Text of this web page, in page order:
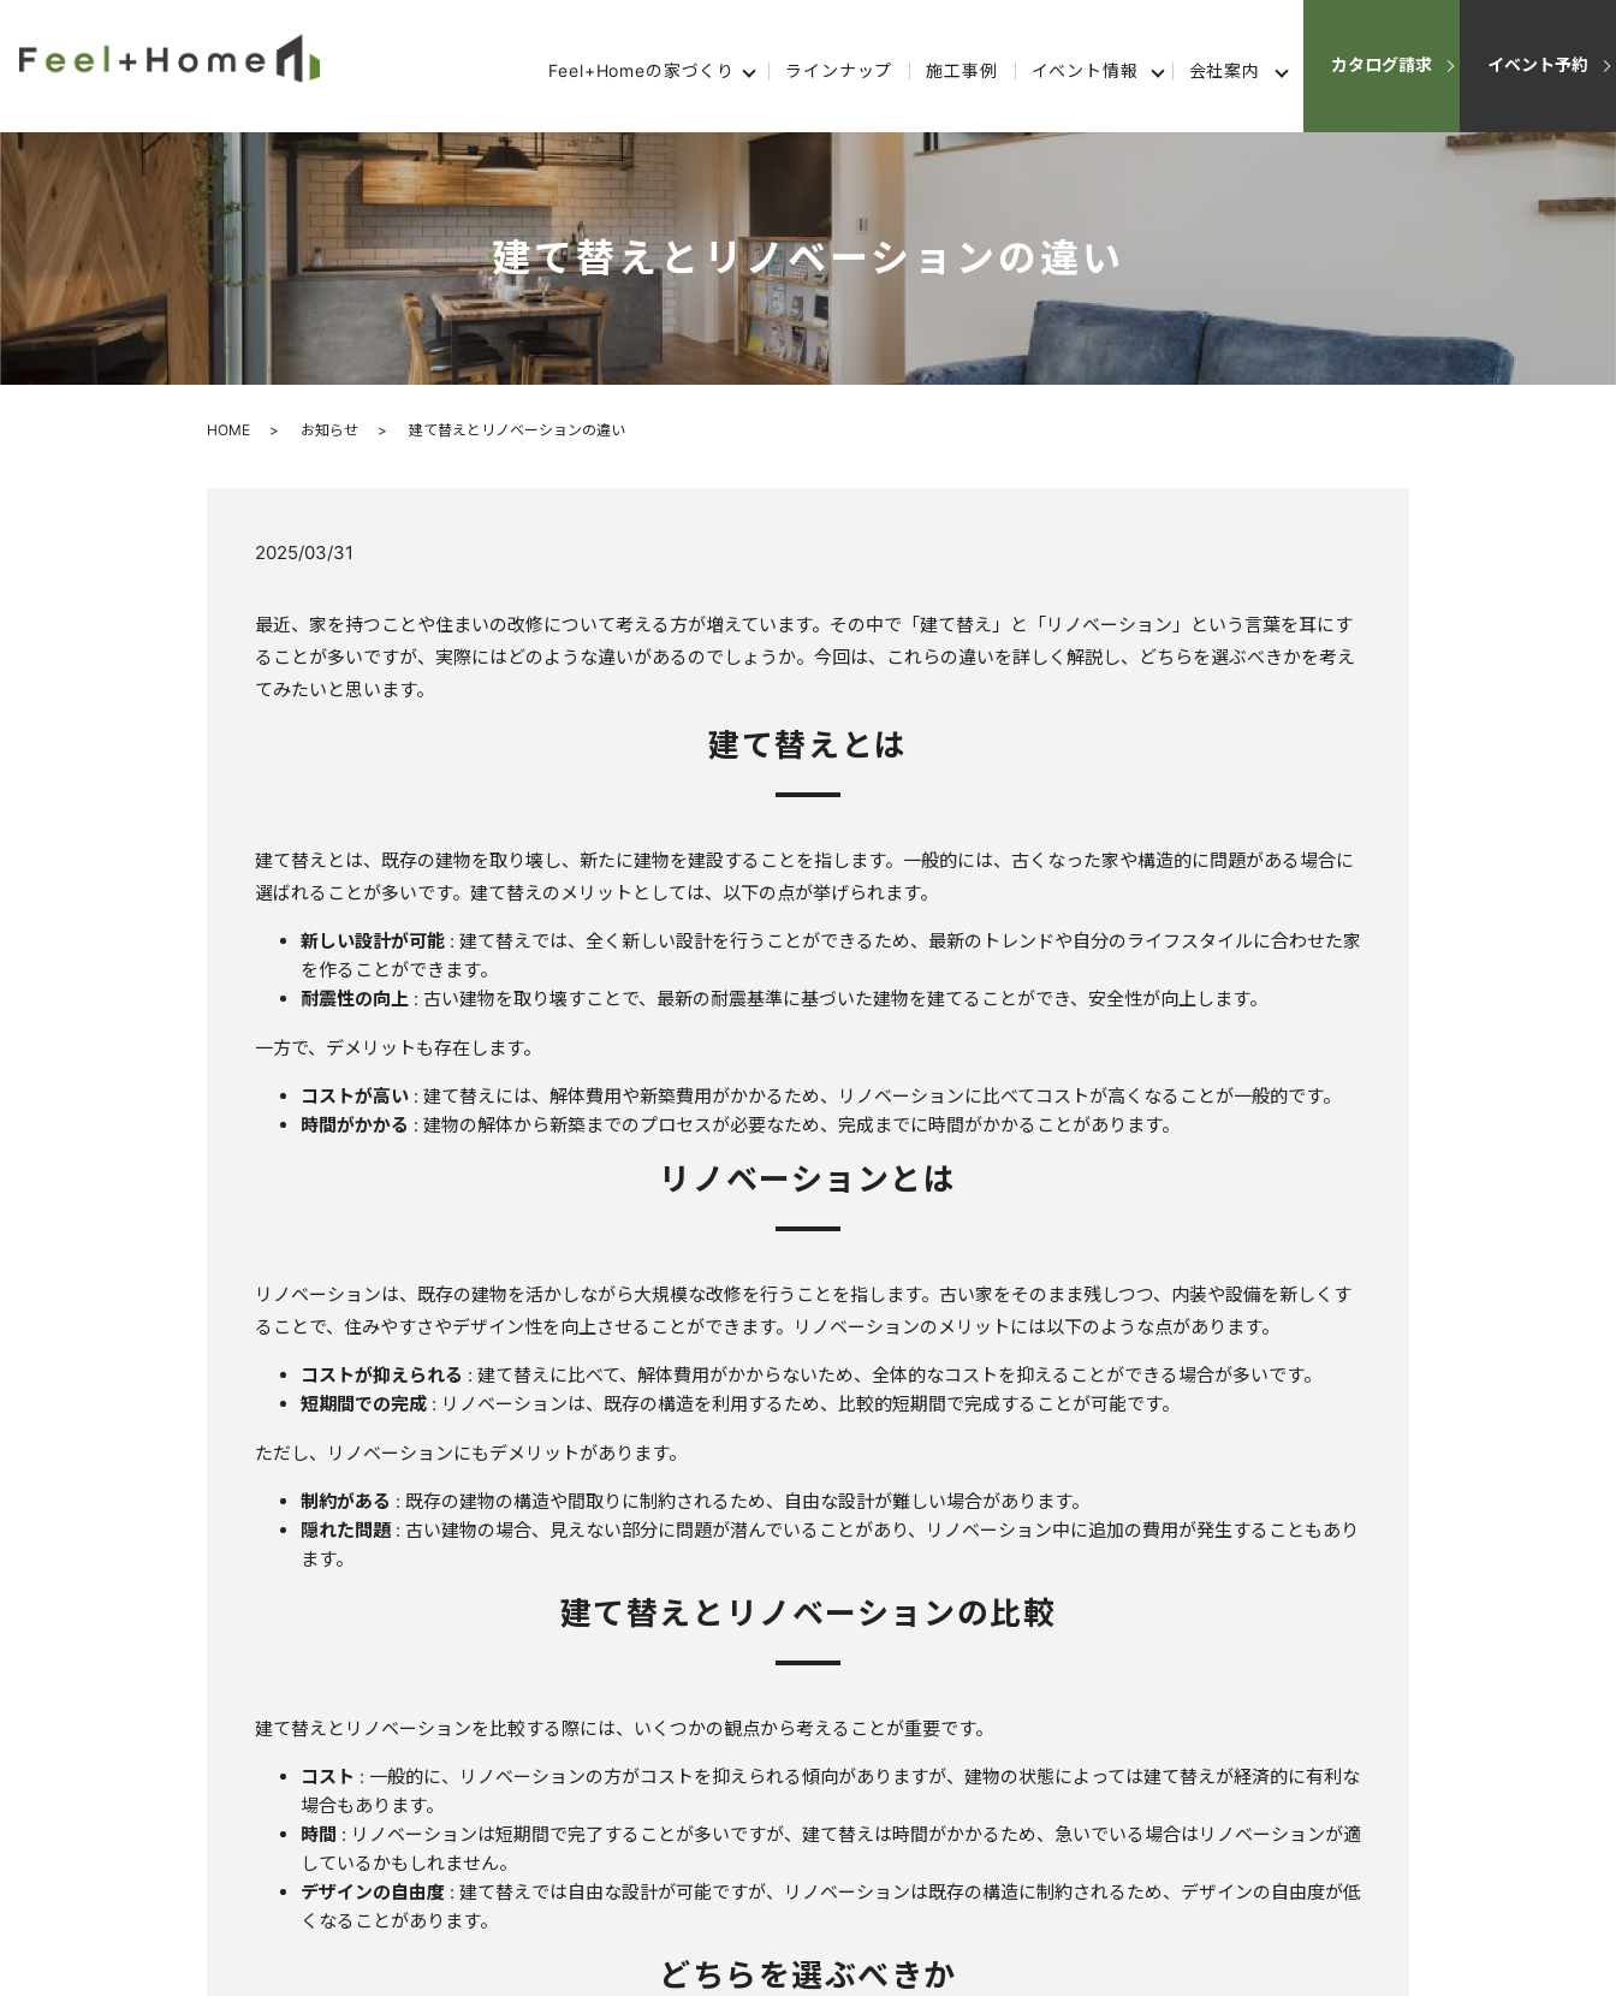
カタログ請求 イベント予約
Feel+Homeの家づくり ラインナップ 施工事例 イベント情報 会社案内
建て替えとリノベーションの違い
HOME お知らせ 建て替えとリノベーションの違い
2025/03/31
最近、家を持つことや住まいの改修について考える方が増えています。その中で「建て替え」と「リノベーション」という言葉を耳にす
ることが多いですが、実際にはどのような違いがあるのでしょうか。今回は、これらの違いを詳しく解説し、どちらを選ぶべきかを考え
てみたいと思います。
建て替えとは
建て替えとは、既存の建物を取り壊し、新たに建物を建設することを指します。一般的には、古くなった家や構造的に問題がある場合に
選ばれることが多いです。建て替えのメリットとしては、以下の点が挙げられます。
新しい設計が可能 : 建て替えでは、全く新しい設計を行うことができるため、最新のトレンドや自分のライフスタイルに合わせた家
を作ることができます。
耐震性の向上 : 古い建物を取り壊すことで、最新の耐震基準に基づいた建物を建てることができ、安全性が向上します。
一方で、デメリットも存在します。
コストが高い : 建て替えには、解体費用や新築費用がかかるため、リノベーションに比べてコストが高くなることが一般的です。
時間がかかる : 建物の解体から新築までのプロセスが必要なため、完成までに時間がかかることがあります。
リノベーションとは
リノベーションは、既存の建物を活かしながら大規模な改修を行うことを指します。古い家をそのまま残しつつ、内装や設備を新しくす
ることで、住みやすさやデザイン性を向上させることができます。リノベーションのメリットには以下のような点があります。
コストが抑えられる : 建て替えに比べて、解体費用がかからないため、全体的なコストを抑えることができる場合が多いです。
短期間での完成 : リノベーションは、既存の構造を利用するため、比較的短期間で完成することが可能です。
ただし、リノベーションにもデメリットがあります。
制約がある : 既存の建物の構造や間取りに制約されるため、自由な設計が難しい場合があります。
隠れた問題 : 古い建物の場合、見えない部分に問題が潜んでいることがあり、リノベーション中に追加の費用が発生することもあり
ます。
建て替えとリノベーションの比較
建て替えとリノベーションを比較する際には、いくつかの観点から考えることが重要です。
コスト : 一般的に、リノベーションの方がコストを抑えられる傾向がありますが、建物の状態によっては建て替えが経済的に有利な
場合もあります。
時間 : リノベーションは短期間で完了することが多いですが、建て替えは時間がかかるため、急いでいる場合はリノベーションが適
しているかもしれません。
デザインの自由度 : 建て替えでは自由な設計が可能ですが、リノベーションは既存の構造に制約されるため、デザインの自由度が低
くなることがあります。
どちらを選ぶべきか